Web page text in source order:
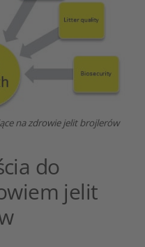
na zdrowie jelit brojlerów
do
jelit